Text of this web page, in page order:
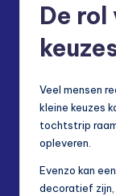
De rol
Veel mensen
kleine keuzes
tochtstrip
opleveren.
Evenzo kan
decoratief zijn,